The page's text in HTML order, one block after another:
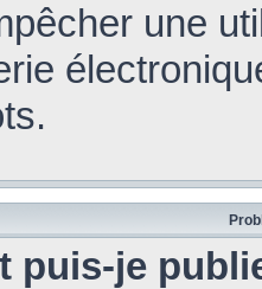
une
puis-je